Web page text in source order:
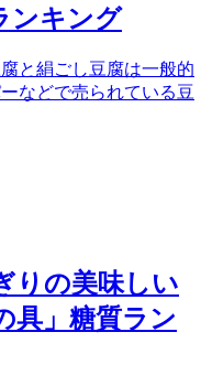
ンキング
と絹ごし豆腐は一般的
などで売られている豆
りの美味しい
具」糖質ラン